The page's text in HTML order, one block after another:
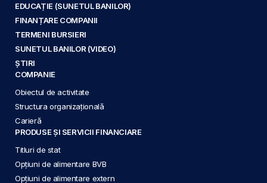
EDUCAȚIE (SUNETUL BANILOR)
FINANȚARE COMPANII
TERMENI BURSIERI
SUNETUL BANILOR (VIDEO)
ȘTIRI
COMPANIE
Obiectul de activitate
Structura organizațională
Carieră
PRODUSE ȘI SERVICII FINANCIARE
Titluri de stat
Opțiuni de alimentare BVB
Opțiuni de alimentare extern